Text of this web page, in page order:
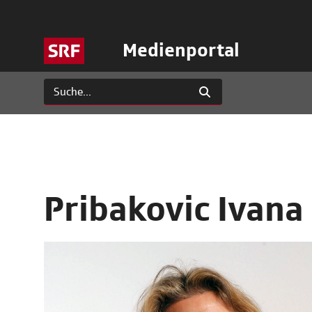
Medienportal
Pribakovic Ivana